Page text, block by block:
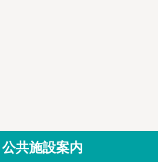
公共施設案内